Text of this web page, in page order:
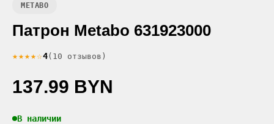
METABO
Патрон Metabo 631923000
★★★★☆4(10 отзывов)
137.99 BYN
В наличии